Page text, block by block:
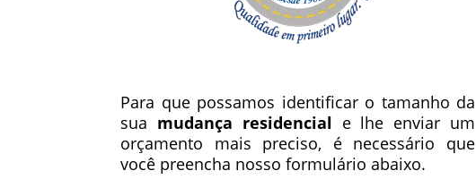
Para que possamos identificar o tamanho da
sua mudança residencial e lhe enviar um
orçamento mais preciso, é necessário que
você preencha nosso formulário abaixo.